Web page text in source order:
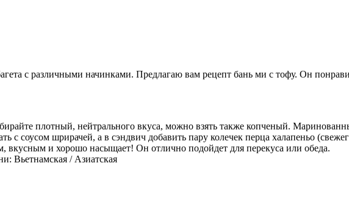
с различными начинками. Предлагаю вам рецепт бань ми с тофу. Он
плотный, нейтрального вкуса, можно взять также копченый.
с соусом шрирачей, а в сэндвич добавить пару колечек перца халапеньо
вкусным и хорошо насыщает! Он отлично подойдет для перекуса или обеда.
Вьетнамская / Азиатская